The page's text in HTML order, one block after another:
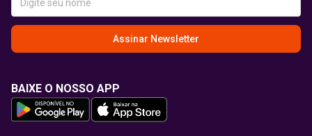
Assinar Newsletter
BAIXE O NOSSO APP